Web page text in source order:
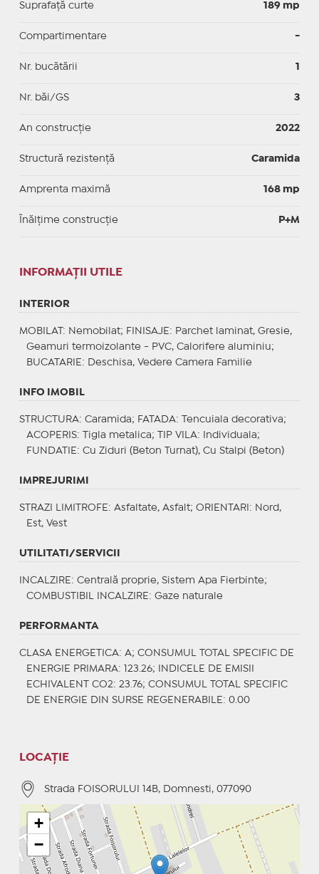
Suprafaţă curte 189 mp
Compartimentare -
Nr. bucătării 1
Nr. băi/GS 3
An construcție 2022
Structură rezistență Caramida
Amprenta maximă 168 mp
Înălțime construcție P+M
INFORMAŢII UTILE
INTERIOR
MOBILAT : Nemobilat; FINISAJE : Parchet laminat, Gresie,
Geamuri termoizolante - PVC, Calorifere aluminiu;
BUCATARIE : Deschisa, Vedere Camera Familie
INFO IMOBIL
STRUCTURA: Caramida; FATADA: Tencuiala decorativa;
ACOPERIS: Tigla metalica; TIP VILA: Individuala;
FUNDATIE : Cu Ziduri (Beton Turnat), Cu Stalpi (Beton)
IMPREJURIMI
STRAZI LIMITROFE : Asfaltate, Asfalt; ORIENTARI : Nord,
Est, Vest
UTILITATI/SERVICII
INCALZIRE : Centrală proprie, Sistem Apa Fierbinte;
COMBUSTIBIL INCALZIRE : Gaze naturale
PERFORMANTA
CLASA ENERGETICA: A; CONSUMUL TOTAL SPECIFIC DE
ENERGIE PRIMARA: 123.26;
INDICELE DE EMISII
ECHIVALENT CO2: 23.76; CONSUMUL TOTAL SPECIFIC
DE ENERGIE DIN SURSE REGENERABILE : 0.00
LOCAȚIE
Strada FOISORULUI 14B, Domnesti, 077090
+
−